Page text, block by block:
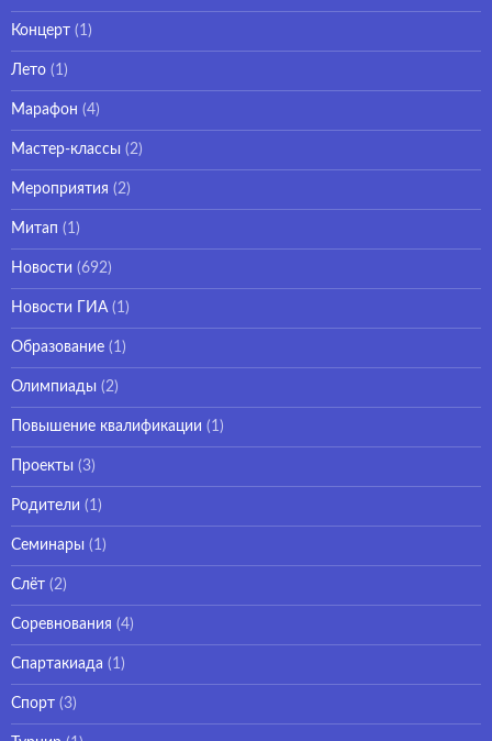
Концерт (1)
Лето (1)
Марафон (4)
Мастер-классы (2)
Мероприятия (2)
Митап (1)
Новости (692)
Новости ГИА (1)
Образование (1)
Олимпиады (2)
Повышение квалификации (1)
Проекты (3)
Родители (1)
Семинары (1)
Слёт (2)
Соревнования (4)
Спартакиада (1)
Спорт (3)